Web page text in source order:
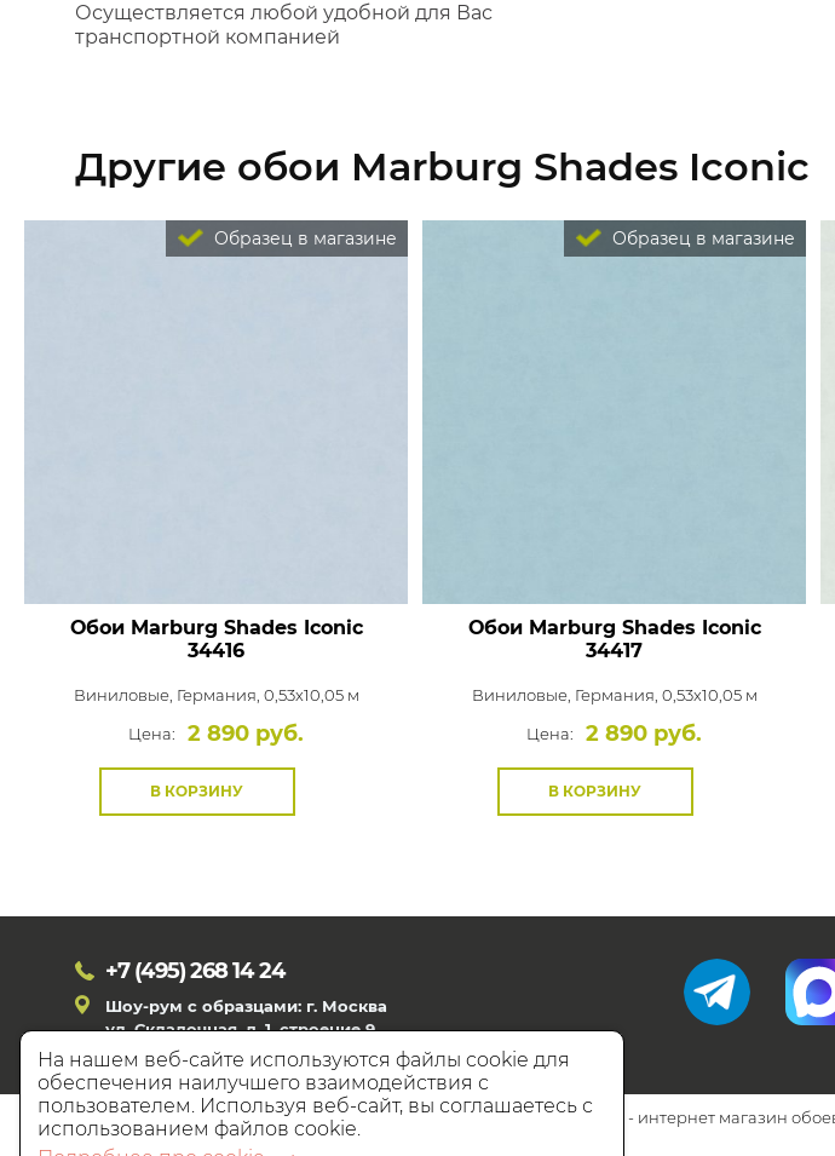
Осуществляется любой удобной для Вас
транспортной компанией
Другие обои Marburg Shades Iconic
Образец в магазине
Обои Marburg Shades Iconic
34416
Виниловые, Германия, 0,53x10,05 м
Цена:
2 890 руб.
В КОРЗИНУ
Образец в магазине
Обои Marburg Shades Iconic
34417
Виниловые, Германия, 0,53x10,05 м
Цена:
2 890 руб.
В КОРЗИНУ
+7 (495)268 14 24
Шоу-рум с образцами: г. Москва
ул. Складочная, д. 1, строение 9
© 2026 Walls.ru - интернет магазин
На нашем веб-сайте используются файлы cookie для
обеспечения наилучшего взаимодействия с
пользователем. Используя веб-сайт, вы соглашаетесь с
использованием файлов cookie.